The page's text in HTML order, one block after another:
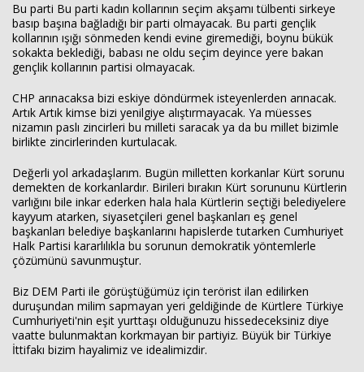
Bu parti Bu parti kadın kollarının seçim akşamı tülbenti sirkeye
basıp başına bağladığı bir parti olmayacak. Bu parti gençlik
kollarının ışığı sönmeden kendi evine giremediği, boynu bükük
sokakta beklediği, babası ne oldu seçim deyince yere bakan
gençlik kollarının partisi olmayacak.
CHP arınacaksa bizi eskiye döndürmek isteyenlerden arınacak.
Artık Artık kimse bizi yenilgiye alıştırmayacak. Ya müesses
nizamın paslı zincirleri bu milleti saracak ya da bu millet bizimle
birlikte zincirlerinden kurtulacak.
Değerli yol arkadaşlarım. Bugün milletten korkanlar Kürt sorunu
demekten de korkanlardır. Birileri bırakın Kürt sorununu Kürtlerin
varlığını bile inkar ederken hala hala Kürtlerin seçtiği belediyelere
kayyum atarken, siyasetçileri genel başkanları eş genel
başkanları belediye başkanlarını hapislerde tutarken Cumhuriyet
Halk Partisi kararlılıkla bu sorunun demokratik yöntemlerle
çözümünü savunmuştur.
Biz DEM Parti ile görüştüğümüz için terörist ilan edilirken
duruşundan milim sapmayan yeri geldiğinde de Kürtlere Türkiye
Cumhuriyeti'nin eşit yurttaşı olduğunuzu hissedeceksiniz diye
vaatte bulunmaktan korkmayan bir partiyiz. Büyük bir Türkiye
İttifakı bizim hayalimiz ve idealimizdir.